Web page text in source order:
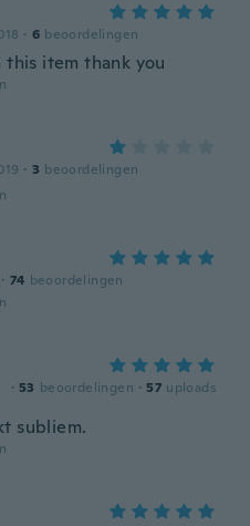
· 6 beoordelingen
item thank you
· 3 beoordelingen
· 74 beoordelingen
· 53 beoordelingen · 57 uploads
subliem.